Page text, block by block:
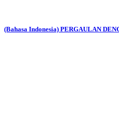
(Bahasa Indonesia) PERGAULAN